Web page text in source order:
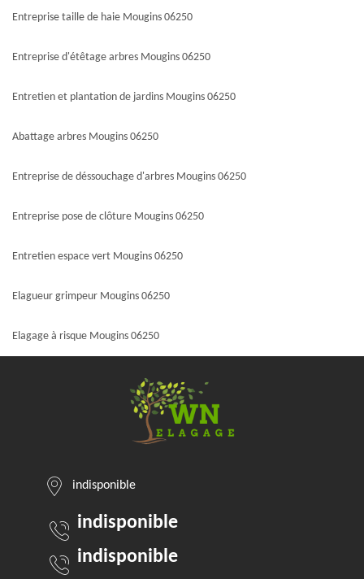
Entreprise taille de haie Mougins 06250
Entreprise d'étêtage arbres Mougins 06250
Entretien et plantation de jardins Mougins 06250
Abattage arbres Mougins 06250
Entreprise de déssouchage d'arbres Mougins 06250
Entreprise pose de clôture Mougins 06250
Entretien espace vert Mougins 06250
Elagueur grimpeur Mougins 06250
Elagage à risque Mougins 06250
indisponible
indisponible
indisponible